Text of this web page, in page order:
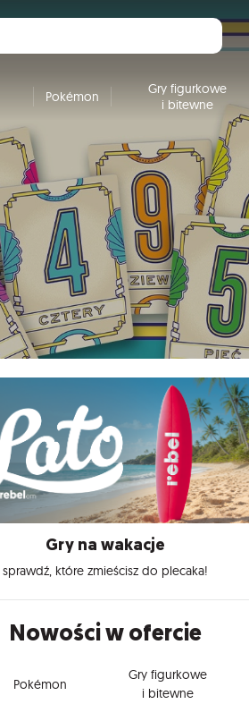
Pokémon
Gry figurkowe
i bitewne
Gry na wakacje
sprawdź, które zmieścisz do plecaka!
Nowości w ofercie
Pokémon
Gry figurkowe
i bitewne